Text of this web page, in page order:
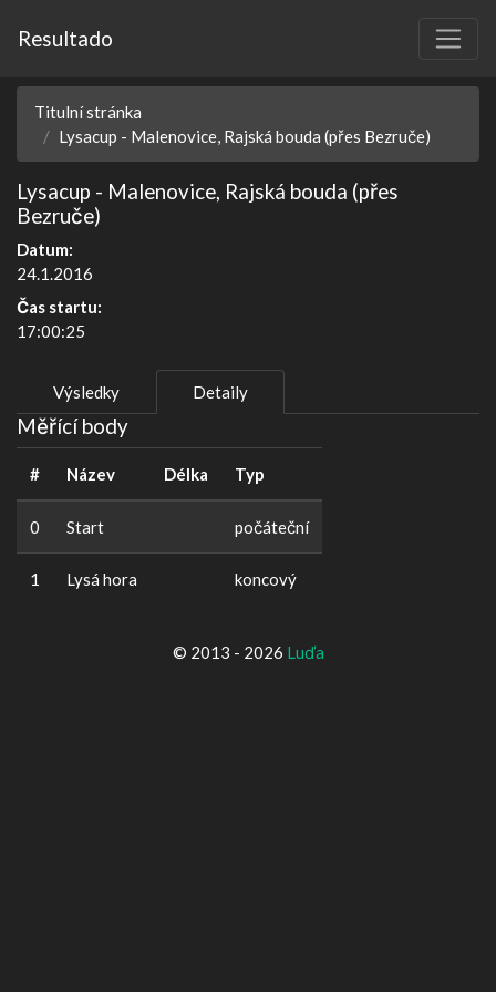
Resultado
Titulní stránka
Lysacup - Malenovice, Rajská bouda (přes Bezruče)
Lysacup - Malenovice, Rajská bouda (přes
Bezruče)
Datum:
24.1.2016
Čas startu:
17:00:25
Výsledky Detaily
Měřící body
# Název Délka Typ
0 Start počáteční
1 Lysá hora koncový
© 2013 - 2026 Luďa